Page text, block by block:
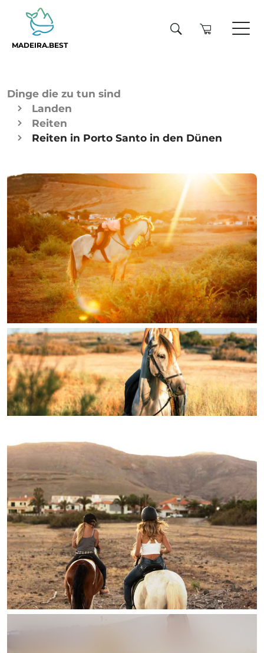
MADEIRA.BEST
Dinge die zu tun sind
Landen
Reiten
Reiten in Porto Santo in den Dünen